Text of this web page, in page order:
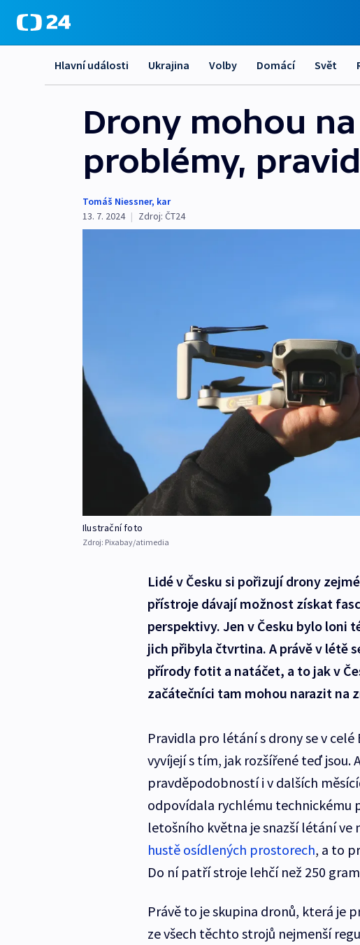
Hlavní události Ukrajina Volby Domácí Svět
Drony mohou
problémy,
Tomáš Niessner, kar
13. 7. 2024 | Zdroj: ČT24
Ilustrační foto
Zdroj: Pixabay/atimedia
Lidé v Česku si pořizují drony
přístroje dávají možnost získat
perspektivy. Jen v Česku bylo loni
jich přibyla čtvrtina. A právě v létě
přírody fotit a natáčet, a to jak v
začátečníci tam mohou narazit na
Pravidla pro létání s drony se v
vyvíjejí s tím, jak rozšířené teď jsou.
pravděpodobností i v dalších
odpovídala rychlému
letošního května je snazší létání ve
hustě osídlených prostorech, a to
Do ní patří stroje lehčí než 250
Právě to je skupina dronů, která je
ze všech těchto strojů nejmenší